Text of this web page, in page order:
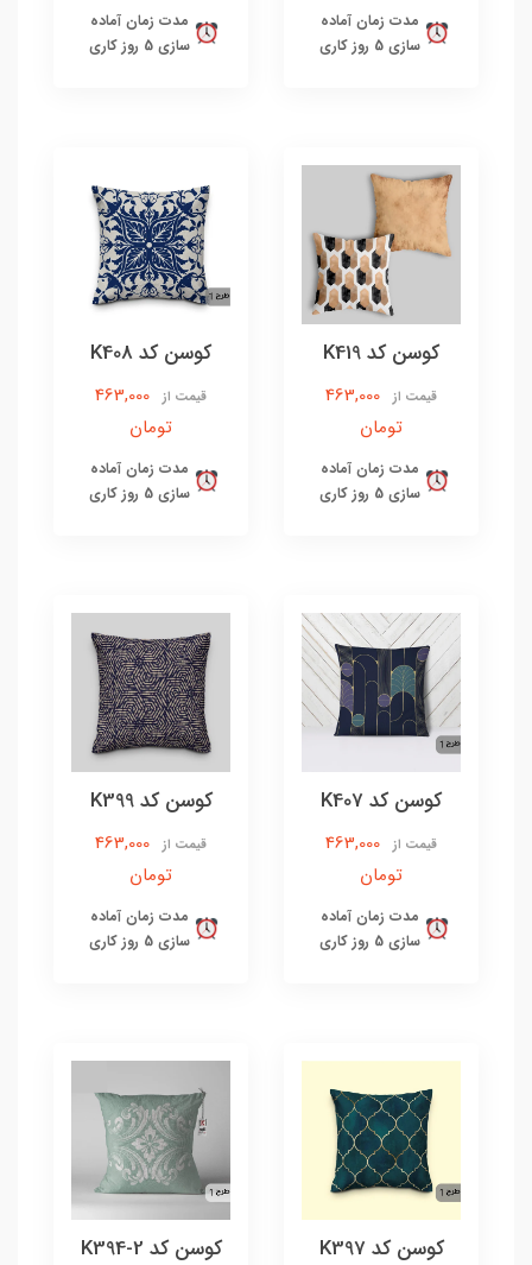
مدت زمان آماده
سازی 5 روز کاری
مدت زمان آماده
سازی 5 روز کاری
کوسن کد K419
قیمت از
463,000
تومان
مدت زمان آماده
سازی 5 روز کاری
کوسن کد K408
قیمت از
463,000
تومان
مدت زمان آماده
سازی 5 روز کاری
کوسن کد K407
قیمت از
463,000
تومان
مدت زمان آماده
سازی 5 روز کاری
کوسن کد K399
قیمت از
463,000
تومان
مدت زمان آماده
سازی 5 روز کاری
کوسن کد K397 کوسن کد K394-2